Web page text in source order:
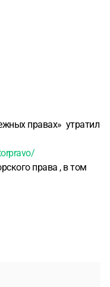
правах» утратил
права , в том